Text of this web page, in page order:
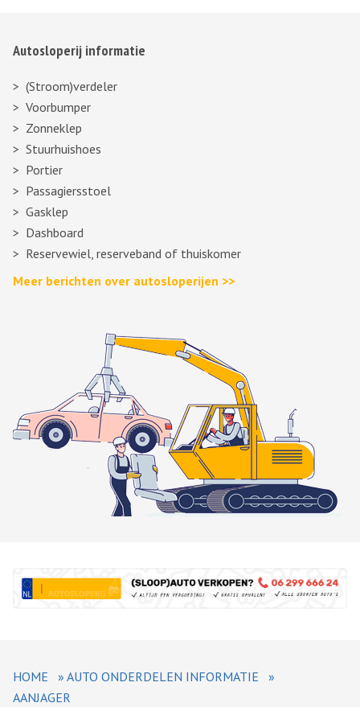
Autosloperij informatie
(Stroom)verdeler
Voorbumper
Zonneklep
Stuurhuishoes
Portier
Passagiersstoel
Gasklep
Dashboard
Reservewiel, reserveband of thuiskomer
Meer berichten over autosloperijen >>
HOME » AUTO ONDERDELEN INFORMATIE
»
AANJAGER